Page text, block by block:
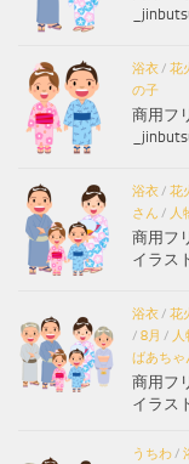
浴衣/ 花
の子
商用フ
浴衣/ 花
さん / 人
商用フ
イラス
浴衣/ 花
/ 8月 / 人
ばあちゃ
商用フ
イラス
うちわ/